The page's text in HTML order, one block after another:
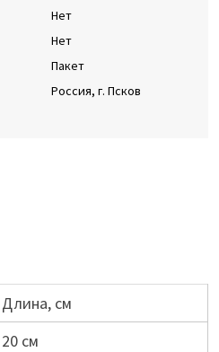
Нет
Нет
Пакет
Россия, г. Псков
Длина, см
20 см